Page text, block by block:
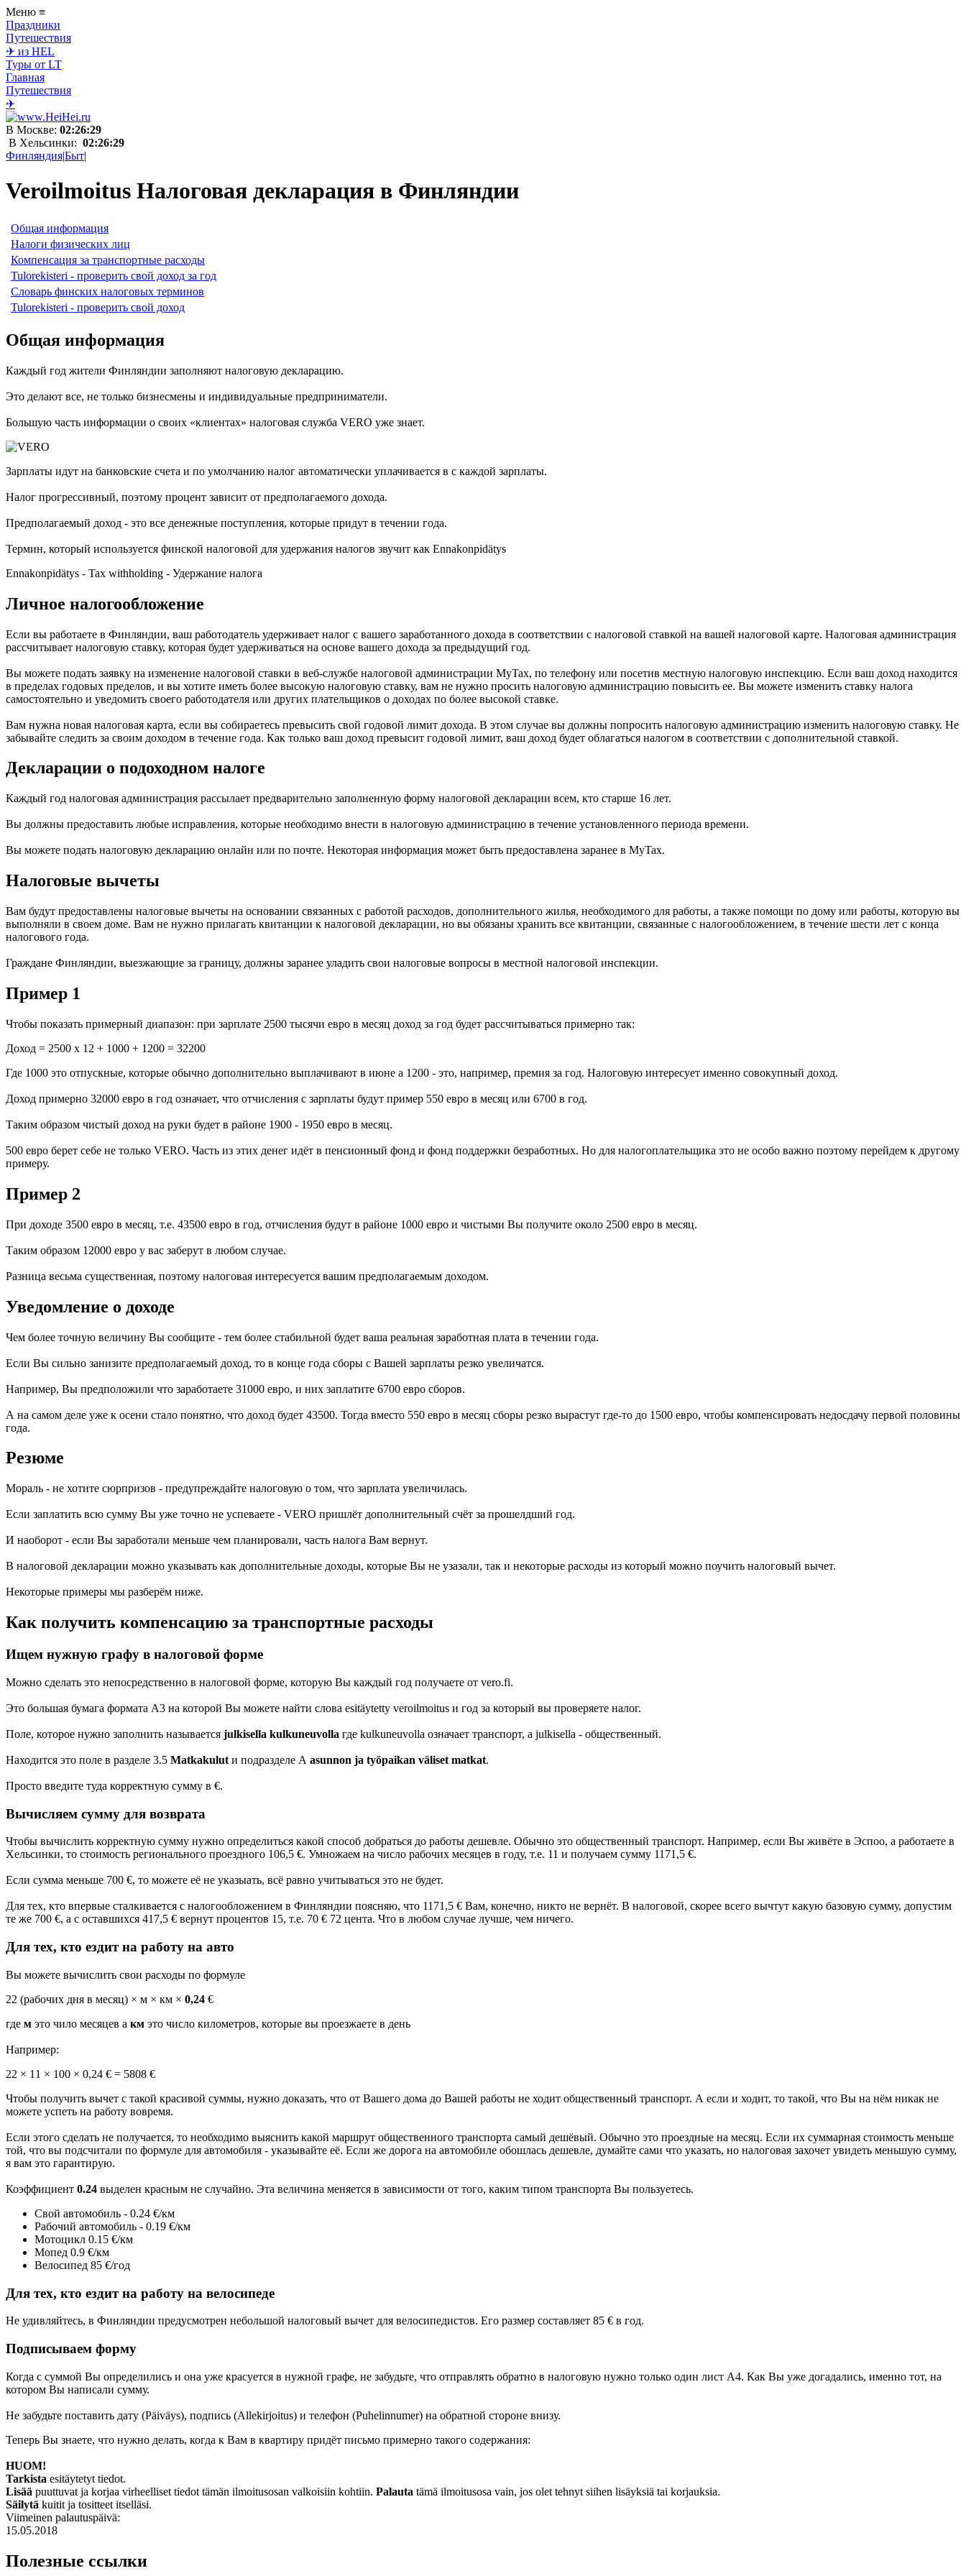
Меню ≡
Праздники
Путешествия
✈ из HEL
Туры от LT
Главная
Путешествия
✈
В Москве: 02:26:29
В Хельсинки: 02:26:29
Финляндия|Быт|
Veroilmoitus Налоговая декларация в Финляндии
Общая информация
Налоги физических лиц
Компенсация за транспортные расходы
Tulorekisteri - проверить свой доход за год
Словарь финских налоговых терминов
Tulorekisteri - проверить свой доход
Общая информация
Каждый год жители Финляндии заполняют налоговую декларацию.
Это делают все, не только бизнесмены и индивидуальные предприниматели.
Большую часть информации о своих «клиентах» налоговая служба VERO уже знает.
Зарплаты идут на банковские счета и по умолчанию налог автоматически уплачивается в с каждой зарплаты.
Налог прогрессивный, поэтому процент зависит от предполагаемого дохода.
Предполагаемый доход - это все денежные поступления, которые придут в течении года.
Термин, который используется финской налоговой для удержания налогов звучит как Ennakonpidätys
Ennakonpidätys - Tax withholding - Удержание налога
Личное налогообложение
Если вы работаете в Финляндии, ваш работодатель удерживает налог с вашего заработанного дохода в соответствии с налоговой ставкой на вашей налоговой карте. Налоговая администрация
рассчитывает налоговую ставку, которая будет удерживаться на основе вашего дохода за предыдущий год.
Вы можете подать заявку на изменение налоговой ставки в веб-службе налоговой администрации MyTax, по телефону или посетив местную налоговую инспекцию. Если ваш доход находится
в пределах годовых пределов, и вы хотите иметь более высокую налоговую ставку, вам не нужно просить налоговую администрацию повысить ее. Вы можете изменить ставку налога
самостоятельно и уведомить своего работодателя или других плательщиков о доходах по более высокой ставке.
Вам нужна новая налоговая карта, если вы собираетесь превысить свой годовой лимит дохода. В этом случае вы должны попросить налоговую администрацию изменить налоговую ставку. Не
забывайте следить за своим доходом в течение года. Как только ваш доход превысит годовой лимит, ваш доход будет облагаться налогом в соответствии с дополнительной ставкой.
Декларации о подоходном налоге
Каждый год налоговая администрация рассылает предварительно заполненную форму налоговой декларации всем, кто старше 16 лет.
Вы должны предоставить любые исправления, которые необходимо внести в налоговую администрацию в течение установленного периода времени.
Вы можете подать налоговую декларацию онлайн или по почте. Некоторая информация может быть предоставлена заранее в MyTax.
Налоговые вычеты
Вам будут предоставлены налоговые вычеты на основании связанных с работой расходов, дополнительного жилья, необходимого для работы, а также помощи по дому или работы, которую вы
выполняли в своем доме. Вам не нужно прилагать квитанции к налоговой декларации, но вы обязаны хранить все квитанции, связанные с налогообложением, в течение шести лет с конца
налогового года.
Граждане Финляндии, выезжающие за границу, должны заранее уладить свои налоговые вопросы в местной налоговой инспекции.
Пример 1
Чтобы показать примерный диапазон: при зарплате 2500 тысячи евро в месяц доход за год будет рассчитываться примерно так:
Доход = 2500 х 12 + 1000 + 1200 = 32200
Где 1000 это отпускные, которые обычно дополнительно выплачивают в июне а 1200 - это, например, премия за год. Налоговую интересует именно совокупный доход.
Доход примерно 32000 евро в год означает, что отчисления с зарплаты будут пример 550 евро в месяц или 6700 в год.
Таким образом чистый доход на руки будет в районе 1900 - 1950 евро в месяц.
500 евро берет себе не только VERO. Часть из этих денег идёт в пенсионный фонд и фонд поддержки безработных. Но для налогоплательщика это не особо важно поэтому перейдем к другому
примеру.
Пример 2
При доходе 3500 евро в месяц, т.е. 43500 евро в год, отчисления будут в районе 1000 евро и чистыми Вы получите около 2500 евро в месяц.
Таким образом 12000 евро у вас заберут в любом случае.
Разница весьма существенная, поэтому налоговая интересуется вашим предполагаемым доходом.
Уведомление о доходе
Чем более точную величину Вы сообщите - тем более стабильной будет ваша реальная заработная плата в течении года.
Если Вы сильно занизите предполагаемый доход, то в конце года сборы с Вашей зарплаты резко увеличатся.
Например, Вы предположили что заработаете 31000 евро, и них заплатите 6700 евро сборов.
А на самом деле уже к осени стало понятно, что доход будет 43500. Тогда вместо 550 евро в месяц сборы резко вырастут где-то до 1500 евро, чтобы компенсировать недосдачу первой половины
года.
Резюме
Мораль - не хотите сюрпризов - предупреждайте налоговую о том, что зарплата увеличилась.
Если заплатить всю сумму Вы уже точно не успеваете - VERO пришлёт дополнительный счёт за прошелдший год.
И наоборот - если Вы заработали меньше чем планировали, часть налога Вам вернут.
В налоговой декларации можно указывать как дополнительные доходы, которые Вы не узазали, так и некоторые расходы из который можно поучить налоговый вычет.
Некоторые примеры мы разберём ниже.
Как получить компенсацию за транспортные расходы
Ищем нужную графу в налоговой форме
Можно сделать это непосредственно в налоговой форме, которую Вы каждый год получаете от vero.fi.
Это большая бумага формата А3 на которой Вы можете найти слова esitäytetty veroilmoitus и год за который вы проверяете налог.
Поле, которое нужно заполнить называется julkisella kulkuneuvolla где kulkuneuvolla означает транспорт, а julkisella - общественный.
Находится это поле в разделе 3.5 Matkakulut и подразделе А asunnon ja työpaikan väliset matkat.
Просто введите туда корректную сумму в €.
Вычисляем сумму для возврата
Чтобы вычислить корректную сумму нужно определиться какой способ добраться до работы дешевле. Обычно это общественный транспорт. Например, если Вы живёте в Эспоо, а работаете в
Хельсинки, то стоимость регионального проездного 106,5 €. Умножаем на число рабочих месяцев в году, т.е. 11 и получаем сумму 1171,5 €.
Если сумма меньше 700 €, то можете её не указыать, всё равно учитываться это не будет.
Для тех, кто впервые сталкивается с налогообложением в Финляндии поясняю, что 1171,5 € Вам, конечно, никто не вернёт. В налоговой, скорее всего вычтут какую базовую сумму, допустим
те же 700 €, а с оставшихся 417,5 € вернут процентов 15, т.е. 70 € 72 цента. Что в любом случае лучше, чем ничего.
Для тех, кто ездит на работу на авто
Вы можете вычислить свои расходы по формуле
22 (рабочих дня в месяц) × м × км × 0,24 €
где м это чило месяцев а км это число километров, которые вы проезжаете в день
Например:
22 × 11 × 100 × 0,24 € = 5808 €
Чтобы получить вычет с такой красивой суммы, нужно доказать, что от Вашего дома до Вашей работы не ходит общественный транспорт. А если и ходит, то такой, что Вы на нём никак не
можете успеть на работу вовремя.
Если этого сделать не получается, то необходимо выяснить какой маршрут общественного транспорта самый дешёвый. Обычно это проездные на месяц. Если их суммарная стоимость меньше
той, что вы подсчитали по формуле для автомобиля - указывайте её. Если же дорога на автомобиле обошлась дешевле, думайте сами что указать, но налоговая захочет увидеть меньшую сумму,
я вам это гарантирую.
Коэффициент 0.24 выделен красным не случайно. Эта величина меняется в зависимости от того, каким типом транспорта Вы пользуетесь.
Свой автомобиль - 0.24 €/км
Рабочий автомобиль - 0.19 €/км
Мотоцикл 0.15 €/км
Мопед 0.9 €/км
Велосипед 85 €/год
Для тех, кто ездит на работу на велосипеде
Не удивляйтесь, в Финляндии предусмотрен небольшой налоговый вычет для велосипедистов. Его размер составляет 85 € в год.
Подписываем форму
Когда с суммой Вы определились и она уже красуется в нужной графе, не забудьте, что отправлять обратно в налоговую нужно только один лист А4. Как Вы уже догадались, именно тот, на
котором Вы написали сумму.
Не забудьте поставить дату (Päiväys), подпись (Allekirjoitus) и телефон (Puhelinnumer) на обратной стороне внизу.
Теперь Вы знаете, что нужно делать, когда к Вам в квартиру придёт письмо примерно такого содержания:
HUOM!
Tarkista esitäytetyt tiedot.
Lisää puuttuvat ja korjaa virheelliset tiedot tämän ilmoitusosan valkoisiin kohtiin. Palauta tämä ilmoitusosa vain, jos olet tehnyt siihen lisäyksiä tai korjauksia.
Säilytä kuitit ja tositteet itselläsi.
Viimeinen palautuspäivä:
15.05.2018
Полезные ссылки